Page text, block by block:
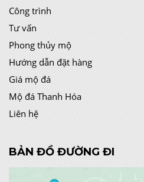
Công trình
Tư vấn
Phong thủy mộ
Hướng dẫn đặt hàng
Giá mộ đá
Mộ đá Thanh Hóa
Liên hệ
BẢN ĐỒ ĐƯỜNG ĐI